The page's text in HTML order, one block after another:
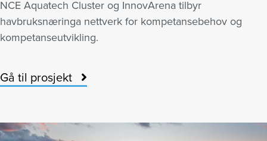
NCE Aquatech Cluster og InnovArena tilbyr
havbruksnæringa nettverk for kompetansebehov og
kompetanseutvikling.
Gå til prosjekt